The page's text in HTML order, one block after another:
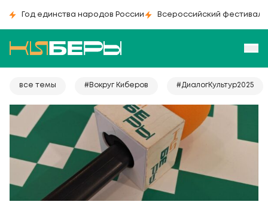
Год единства народов России Всероссийский фестиваль
все темы #Вокруг Киберов #ДиалогКультур2025